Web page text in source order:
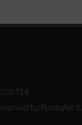
by Norbalat